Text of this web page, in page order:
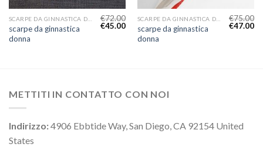
scarpe da ginnastica
donna
€72.00
€45.00
scarpe da ginnastica
donna
€75.00
€47.00
METTITI IN CONTATTO CON NOI
Indirizzo:4906 Ebbtide Way, San Diego, CA 92154 United
States